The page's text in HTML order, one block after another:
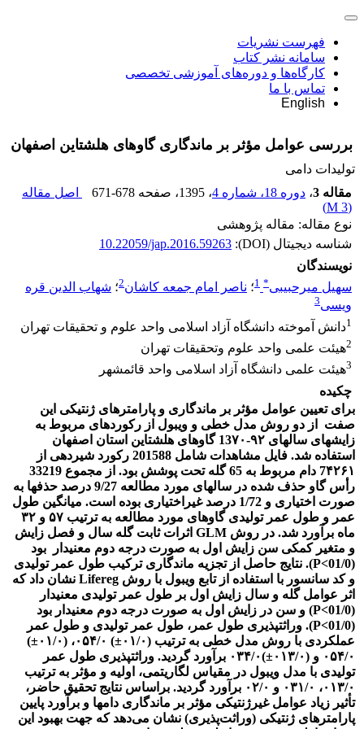
فهرست نشریات
سامانه نشر کتاب
کارگاه‌ها و دوره‌های آموزشی تخصصی
تماس با ما
English
بررسی عوامل مؤثر بر ماندگاری گاوهای هلشتاین اصفهان
تولیدات دامی
مقاله 3
، دوره 18، شماره 4 ، 1395 ، صفحه 671-678
اصل مقاله
(
3 M
)
نوع مقاله: مقاله پژوهشی
شناسه دیجیتال (DOI):
10.22059/jap.2016.59263
نویسندگان
سهیل میرحبیبی*
1؛ ناصر امام جمعه کاشان2؛ شهاب الدین قره
ویسی3
1دانش آموخته دانشگاه آزاد اسلامی واحد علوم و تحقیقات تهران
2هیئت علمی واحد علوم وتحقیقات تهران
3هیئت علمی دانشگاه آزاد اسلامی واحد قائمشهر
چکیده
برای تعیین عوامل مؤثر بر ماندگاری و پارامترهای ژنتیکی این
صفت از دو روش مدل خطی و ویبول از رکوردهای مربوط به
زایش­های سال­های ۹۲-13۷۰ گاوهای هلشتاین استان اصفهان
استفاده شد. فایل مشاهدات شامل 201588 رکورد شیردهی از
7۴۲۶۱ دام مربوط به 65 گله تحت پوشش بود. از مجموع 33219
رأس گاو حذف شده در سال­های مورد مطالعه 9/27 درصد حذف­ها به
صورت اختیاری و 1/72 درصد غیراختیاری بوده است. میانگین طول
عمر و طول عمر تولیدی گاوهای مورد مطالعه به ترتیب ۵۷ و ۳۲
ماه برآورد شد. در روش GLM اثرات ثابت گله سال و فصل زایش
و متغیر کمکی سن زایش اول به صورت درجه دوم معنی­دار بود
(01/0>P). نتایج حاصل از تجزیه ماندگاری ترکیب طول عمر تولیدی
و کد سانسور با استفاده از تابع ویبول با روش Lifereg نشان داد که
اثر عوامل گله و سال زایش اول بر طول عمر تولیدی معنی­دار
(01/0>P) و سن در زایش اول به صورت درجه دوم معنی­دار بود
(01/0>P). وراثت­پذیری طول عمر، طول عمر تولیدی و طول عمر
عملکردی با روش مدل خطی به ترتیب (۰۱/۰±) ۰۵۴/۰، (۰۱/۰±)
۰۵۴/۰ و (۰۱۳/۰±)۰۳۴/۰ برآورد گردید. وراثت­­پذیری طول عمر
تولیدی با مدل ویبول در مقیاس لگاریتمی، اولیه و مؤثر به ترتیب
۰۱۳/۰، ۰۳۱/۰ و ۰۲/۰ برآورد گردید. براساس نتایج تحقیق حاضر،
تأثیر زیاد عوامل غیرژنتیکی مؤثر بر ماندگاری دام­ها و برآورد پایین
پارامترهای ژنتیکی (وراثت‌­پذیری) نشان می‌دهد که جهت بهبود این